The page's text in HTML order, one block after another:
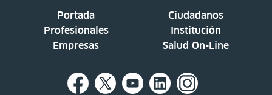
Portada
Ciudadanos
Profesionales
Institución
Empresas
Salud On-Line